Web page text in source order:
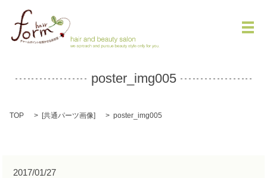
メ
poster_img005
TOP [共通パーツ画像] poster_img005
2017/01/27